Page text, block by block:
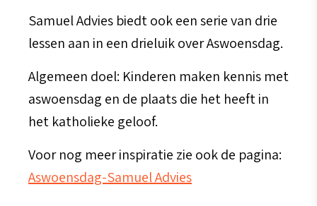
Samuel Advies biedt ook een serie van drie
lessen aan in een drieluik over Aswoensdag.
Algemeen doel: Kinderen maken kennis met
aswoensdag en de plaats die het heeft in
het katholieke geloof.
Voor nog meer inspiratie zie ook de pagina:
Aswoensdag-Samuel Advies